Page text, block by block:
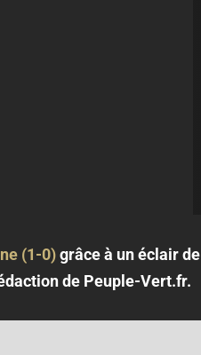
(1-0)grâce à un éclair
de Peuple-Vert.fr.